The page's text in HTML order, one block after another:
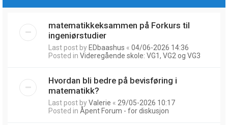
matematikkeksammen på Forkurs til
ingeniørstudier
Last post by EDbaashus « 04/06-2026 14:36
Posted in Videregående skole: VG1, VG2 og VG3
Hvordan bli bedre på bevisføring i
matematikk?
Last post byValerie « 29/05-2026 10:17
Posted in Åpent Forum - for diskusjon